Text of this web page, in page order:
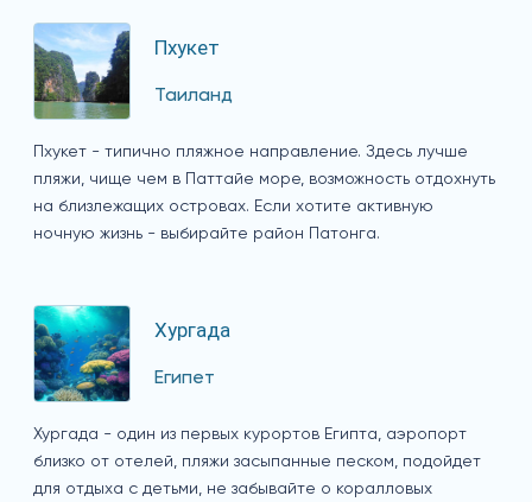
Пхукет
Таиланд
Пхукет - типично пляжное направление. Здесь лучше
пляжи, чище чем в Паттайе море, возможность отдохнуть
на близлежащих островах. Если хотите активную
ночную жизнь - выбирайте район Патонга.
Хургада
Египет
Хургада - один из первых курортов Египта, аэропорт
близко от отелей, пляжи засыпанные песком, подойдет
для отдыха с детьми, не забывайте о коралловых